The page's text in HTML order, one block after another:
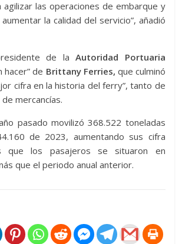
agilizar las operaciones de embarque y
la calidad del servicio”, añadió
de laAutoridad Portuaria
hacer” de Brittany Ferries, que culminó
cifra en la historia del ferry”, tanto de
mercancías.
pasado movilizó 368.522 toneladas
de 2023, aumentando sus cifra
que los pasajeros se situaron en
que el periodo anual anterior.